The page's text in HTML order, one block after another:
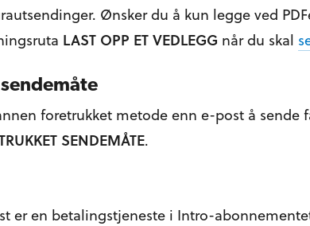
Ønsker du å kun legge ved
LAST OPP ET VEDLEGG når du skal
foretrukket metode enn e-post å sende
SENDEMÅTE.
er en betalingstjeneste i Intro-